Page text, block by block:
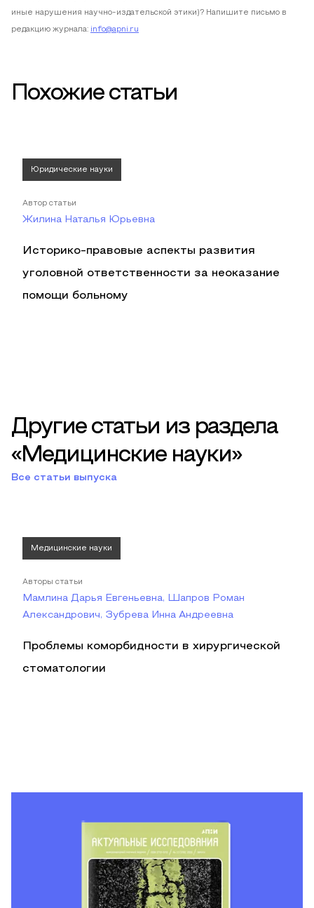
иные нарушения научно-издательской этики)? Напишите письмо в
редакцию журнала: info@apni.ru
Похожие статьи
Юридические науки
Автор статьи
Жилина Наталья Юрьевна
Историко-правовые аспекты развития
уголовной ответственности за неоказание
помощи больному
Другие статьи из раздела
«Медицинские науки»
Все статьи выпуска
Медицинские науки
Авторы статьи
Мамлина Дарья Евгеньевна, Шапров Роман
Александрович, Зубрева Инна Андреевна
Проблемы коморбидности в хирургической
стоматологии